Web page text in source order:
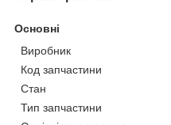
Основні
Виробник
Код запчастини
Стан
Тип запчастини